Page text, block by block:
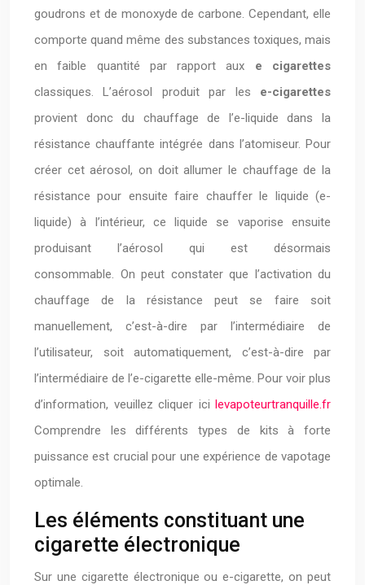
goudrons et de monoxyde de carbone. Cependant, elle
comporte quand même des substances toxiques, mais
en faible quantité par rapport aux e cigarettes
classiques. L’aérosol produit par les e-cigarettes
provient donc du chauffage de l’e-liquide dans la
résistance chauffante intégrée dans l’atomiseur. Pour
créer cet aérosol, on doit allumer le chauffage de la
résistance pour ensuite faire chauffer le liquide (e-
liquide) à l’intérieur, ce liquide se vaporise ensuite
produisant l’aérosol qui est désormais
consommable. On peut constater que l’activation du
chauffage de la résistance peut se faire soit
manuellement, c’est-à-dire par l’intermédiaire de
l’utilisateur, soit automatiquement, c’est-à-dire par
l’intermédiaire de l’e-cigarette elle-même. Pour voir plus
d’information, veuillez cliquer ici levapoteurtranquille.fr
Comprendre les différents types de kits à forte
puissance est crucial pour une expérience de vapotage
optimale.
Les éléments constituant une
cigarette électronique
Sur une cigarette électronique ou e-cigarette, on peut